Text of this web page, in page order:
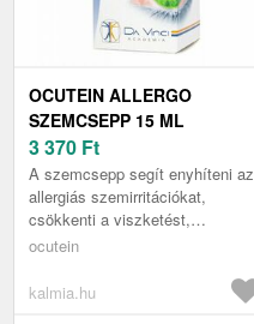
OCUTEIN ALLERGO
SZEMCSEPP 15 ML
3 370 Ft
A szemcsepp segít enyhíteni az
allergiás szemirritációkat,
csökkenti a viszketést,
kipirosodást és a szem körüli
s...
ocutein
kalmia.hu